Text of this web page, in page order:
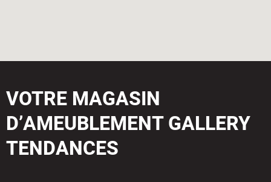
VOTRE MAGASIN
D’AMEUBLEMENT GALLERY
TENDANCES